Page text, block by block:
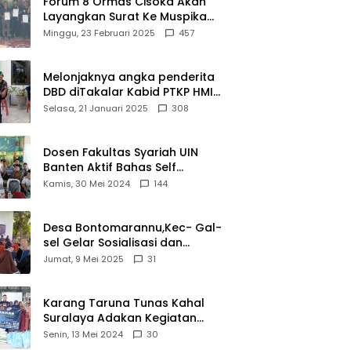
Layangkan Surat Ke Muspika
Atas Adanya Kantor Matel di
Minggu, 23 Februari 2025 457
Melonjaknya angka penderita
DBD diTakalar Kabid PTKP HMI
Cab.Takalar angkat bicara
Selasa, 21 Januari 2025 308
Dosen Fakultas Syariah UIN
Banten Aktif Bahas Self
Declare Halal dalam Forum
Kamis, 30 Mei 2024 144
Desa Bontomarannu,Kec- Gal-
sel Gelar Sosialisasi dan
Bimtek Pemutakhiran Data ID
Jumat, 9 Mei 2025 31
Karang Taruna Tunas Kahal
Suralaya Adakan Kegiatan
Bansos Terhadap Kaum
Senin, 13 Mei 2024 30